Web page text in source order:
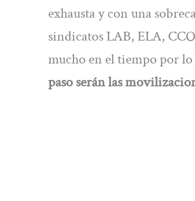
exhausta y con una
sindicatos LAB, ELA,
mucho en el tiempo por
paso serán las